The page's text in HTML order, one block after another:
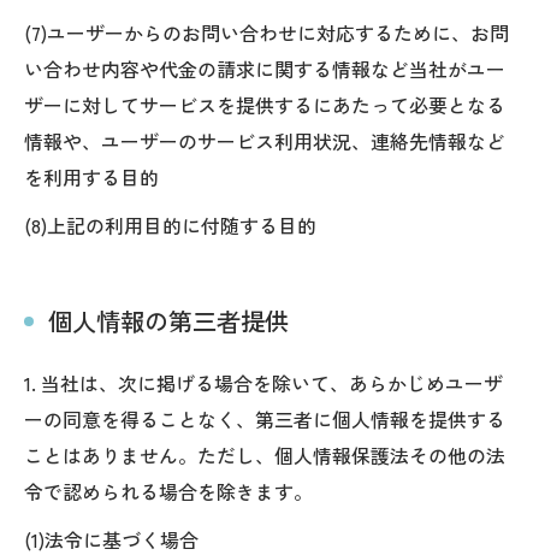
(7)ユーザーからのお問い合わせに対応するために、お問
い合わせ内容や代金の請求に関する情報など当社がユー
ザーに対してサービスを提供するにあたって必要となる
情報や、ユーザーのサービス利用状況、連絡先情報など
を利用する目的
(8)上記の利用目的に付随する目的
個人情報の第三者提供
1. 当社は、次に掲げる場合を除いて、あらかじめユーザ
ーの同意を得ることなく、第三者に個人情報を提供する
ことはありません。ただし、個人情報保護法その他の法
令で認められる場合を除きます。
(1)法令に基づく場合